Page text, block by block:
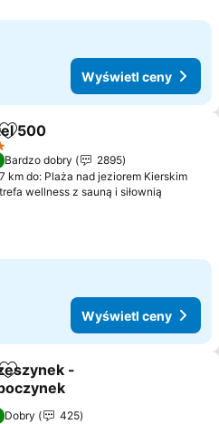
Wyświetl ceny
Dodaj do ulubionych
500
Bardzo dobry
2895
km do: Plaża nad jeziorem Kierskim
wellness z sauną i siłownią
Wyświetl ceny
Dodaj do ulubionych
-
Dobry
425